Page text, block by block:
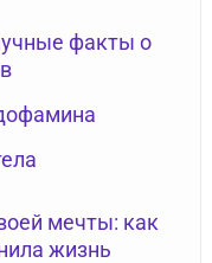
факты о
мечты: как
жизнь